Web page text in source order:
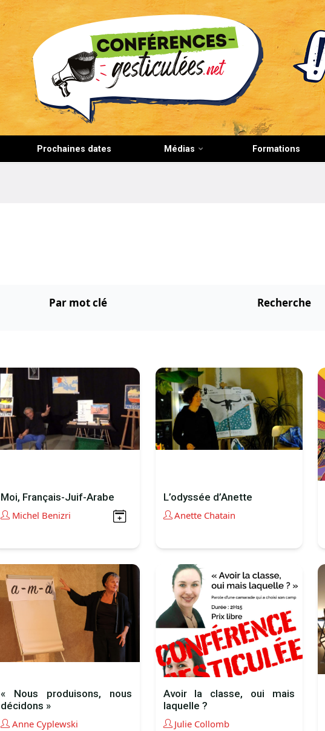
CONFERENCES-GESTICULEES.NET
Prochaines dates Médias Formations
Par mot clé Recherche
Moi, Français-Juif-Arabe
Michel Benizri
L’odyssée d’Anette
Anette Chatain
« Nous produisons, nous
décidons »
Anne Cyplewski
Avoir la classe, oui mais
laquelle ?
Julie Collomb